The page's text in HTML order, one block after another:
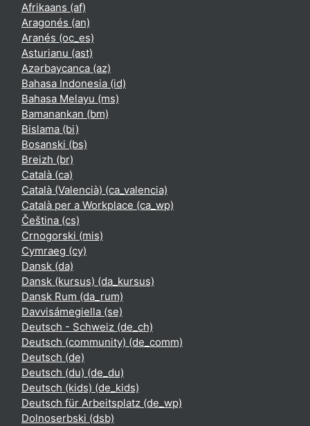
Afrikaans ‎(af)‎
Aragonés ‎(an)‎
Aranés ‎(oc_es)‎
Asturianu ‎(ast)‎
Azərbaycanca ‎(az)‎
Bahasa Indonesia ‎(id)‎
Bahasa Melayu ‎(ms)‎
Bamanankan ‎(bm)‎
Bislama ‎(bi)‎
Bosanski ‎(bs)‎
Breizh ‎(br)‎
Català ‎(ca)‎
Català (Valencià) ‎(ca_valencia)‎
Català per a Workplace ‎(ca_wp)‎
Čeština ‎(cs)‎
Crnogorski ‎(mis)‎
Cymraeg ‎(cy)‎
Dansk ‎(da)‎
Dansk (kursus) ‎(da_kursus)‎
Dansk Rum ‎(da_rum)‎
Davvisámegiella ‎(se)‎
Deutsch - Schweiz ‎(de_ch)‎
Deutsch (community) ‎(de_comm)‎
Deutsch ‎(de)‎
Deutsch (du) ‎(de_du)‎
Deutsch (kids) ‎(de_kids)‎
Deutsch für Arbeitsplatz ‎(de_wp)‎
Dolnoserbski ‎(dsb)‎